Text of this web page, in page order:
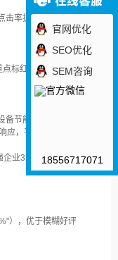
率提升28%‌
标红关键数据（如"甲醛
备节能45%（E）"‌
应，平均解决时长1.8小时
企业32家（E）"‌
），优于模糊好评‌
官网优化
SEO优化
SEM咨询
18556717071